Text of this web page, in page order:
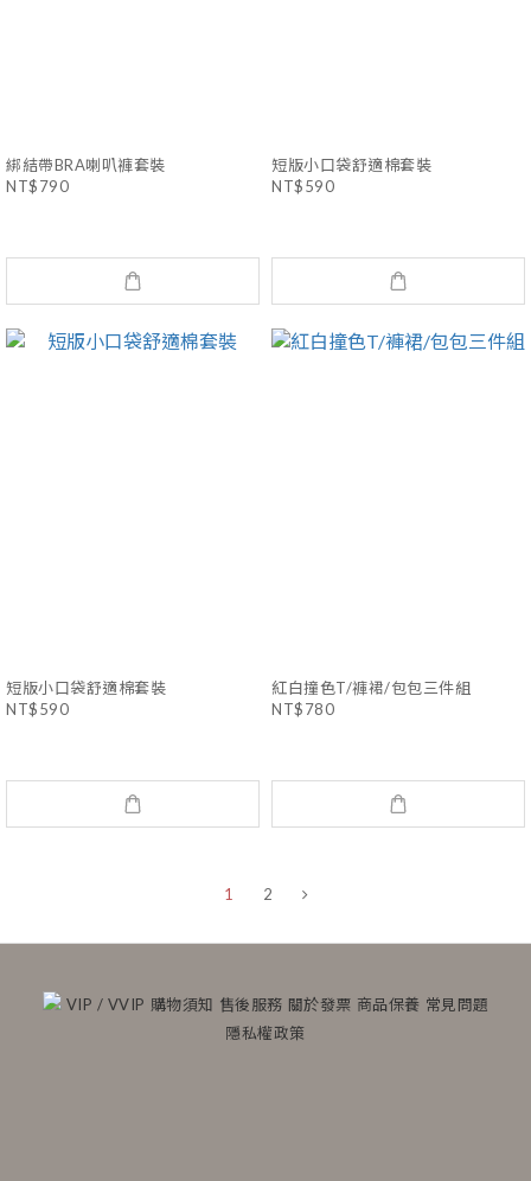
綁結帶BRA喇叭褲套裝
NT$790
短版小口袋舒適棉套裝
NT$590
短版小口袋舒適棉套裝
NT$590
紅白撞色T/褲裙/包包三件組
NT$780
1 2
VIP / VVIP 購物須知 售後服務 關於發票 商品保養 常見問題
隱私權政策